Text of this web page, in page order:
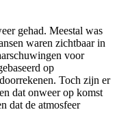
gehad. Meestal was
waren zichtbaar in
voor
op
Toch zijn er
dat onweer op komst
dat de atmosfeer